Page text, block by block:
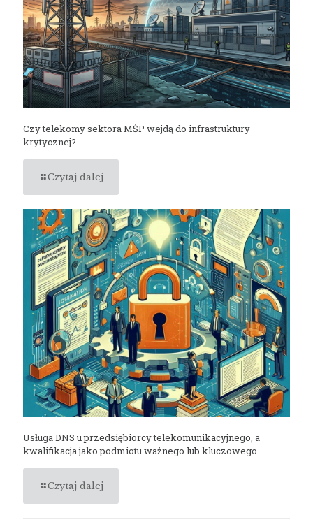
Czy telekomy sektora MŚP wejdą do infrastruktury
krytycznej?
Czytaj dalej
Usługa DNS u przedsiębiorcy telekomunikacyjnego, a
kwalifikacja jako podmiotu ważnego lub kluczowego
Czytaj dalej